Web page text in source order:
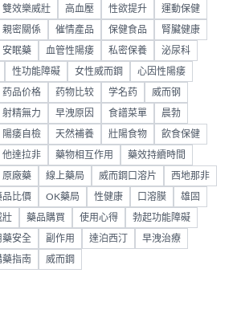
雙效樂威壯 高血壓 性欲提升 運動保健
親密關係 催情產品 保健食品 腎臟健康
安眠藥 血管性陽痿 私密保養 泌尿科
性功能障礙 女性威而鋼 心因性陽痿
药品价格 药物比较 学名药 威而钢
射精無力 早洩原因 食譜菜單 晨勃
陽痿自檢 天然補養 壯陽食物 飲食保健
他達拉非 藥物相互作用 藥效持續時間
原廠藥 線上藥局 威而鋼口溶片 西地那非
品比價 OK藥局 性健康 口溶膜 雄固
壯 藥品購買 使用心得 勃起功能障礙
藥安全 副作用 達泊西汀 早洩治療
藥指南 威而鋼